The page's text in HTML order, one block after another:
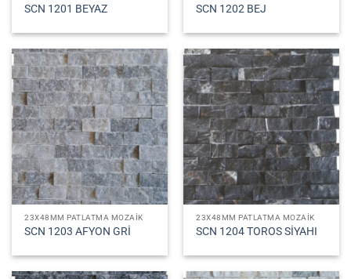
SCN 1201 BEYAZ SCN 1202 BEJ
23X48MM PATLATMA MOZAIK
SCN 1203 AFYON GRİ
23X48MM PATLATMA MOZAIK
SCN 1204 TOROS SİYAHI